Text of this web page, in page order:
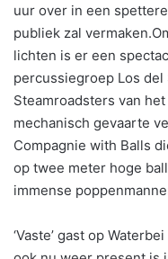
uur over in een
publiek zal
lichten is er een
percussiegroep Los
Steamroadsters van
mechanisch gevaarte
Compagnie with Balls
op twee meter hoge
immense
‘Vaste’ gast op